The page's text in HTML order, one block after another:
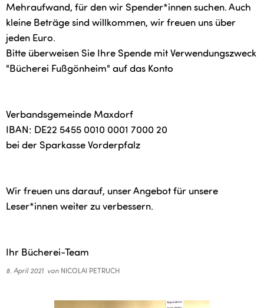
Mehraufwand, für den wir Spender*innen suchen. Auch
kleine Beträge sind willkommen, wir freuen uns über
jeden Euro.
Bitte überweisen Sie Ihre Spende mit Verwendungszweck
"Bücherei Fußgönheim" auf das Konto
Verbandsgemeinde Maxdorf
IBAN: DE22 5455 0010 0001 7000 20
bei der Sparkasse Vorderpfalz
Wir freuen uns darauf, unser Angebot für unsere
Leser*innen weiter zu verbessern.
Ihr Bücherei-Team
8. April 2021 von NICOLAI PETRUCH